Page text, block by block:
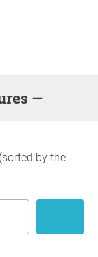
—
by the